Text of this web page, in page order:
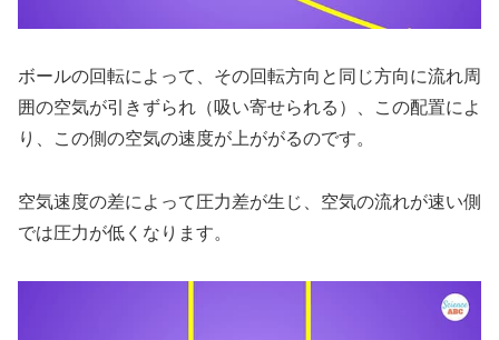
ボールの回転によって、その回転方向と同じ方向に流れ周
囲の空気が引きずられ（吸い寄せられる）、この配置によ
り、この側の空気の速度が上ががるのです。
空気速度の差によって圧力差が生じ、空気の流れが速い側
では圧力が低くなります。